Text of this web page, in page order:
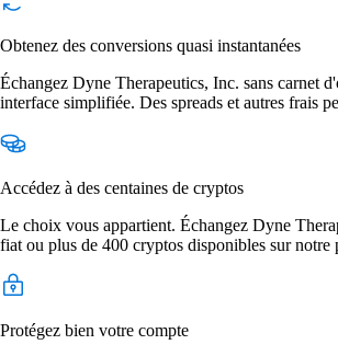
Obtenez des conversions quasi instantanées
Échangez Dyne Therapeutics, Inc. sans carnet
interface simplifiée. Des spreads et autres frais
Accédez à des centaines de cryptos
Le choix vous appartient. Échangez Dyne
fiat ou plus de 400 cryptos disponibles sur notre
Protégez bien votre compte